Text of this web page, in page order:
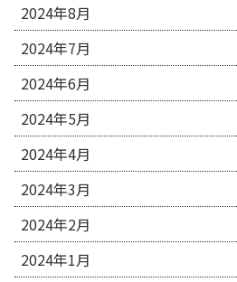
2024年8月
2024年7月
2024年6月
2024年5月
2024年4月
2024年3月
2024年2月
2024年1月